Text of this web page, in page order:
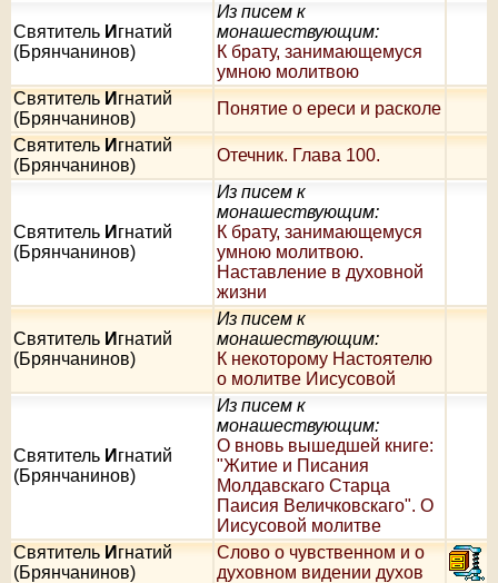
Святитель И гнатий
(Брянчанинов)
Из писем к
монашествующим:
К брату, занимающемуся
умною молитвою
СвятительИгнатий
(Брянчанинов)
Понятие о ереси и расколе
СвятительИгнатий
(Брянчанинов)
Отечник. Глава 100.
Святитель И гнатий
(Брянчанинов)
Из писем к
монашествующим:
К брату, занимающемуся
умною молитвою.
Наставление в духовной
жизни
Святитель И гнатий
(Брянчанинов)
Из писем к
монашествующим:
К некоторому Настоятелю
о молитве Иисусовой
Святитель И гнатий
(Брянчанинов)
Из писем к
монашествующим:
О вновь вышедшей книге:
"Житие и Писания
Молдавскаго Старца
Паисия Величковскаго". О
Иисусовой молитве
СвятительИгнатий
(Брянчанинов)
Слово о чувственном и о
духовном видении духов